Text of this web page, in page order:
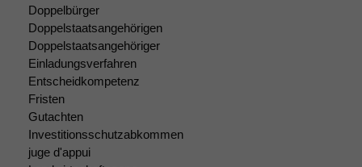
Doppelbürger
Doppelstaatsangehörigen
Doppelstaatsangehöriger
Einladungsverfahren
Entscheidkompetenz
Fristen
Gutachten
Investitionsschutzabkommen
juge d'appui